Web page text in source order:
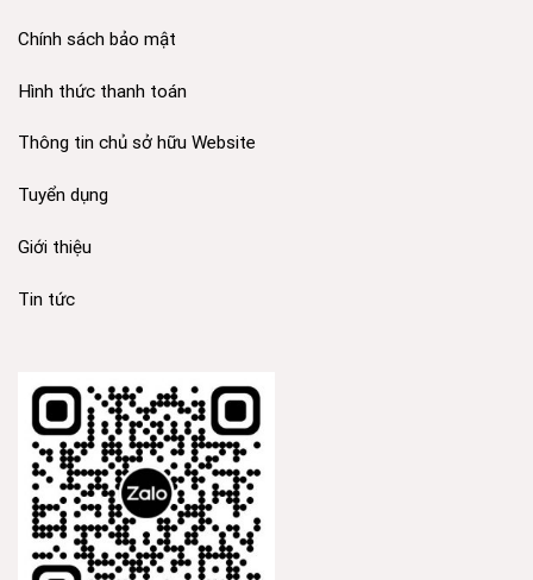
Chính sách bảo mật
Hình thức thanh toán
Thông tin chủ sở hữu Website
Tuyển dụng
Giới thiệu
Tin tức